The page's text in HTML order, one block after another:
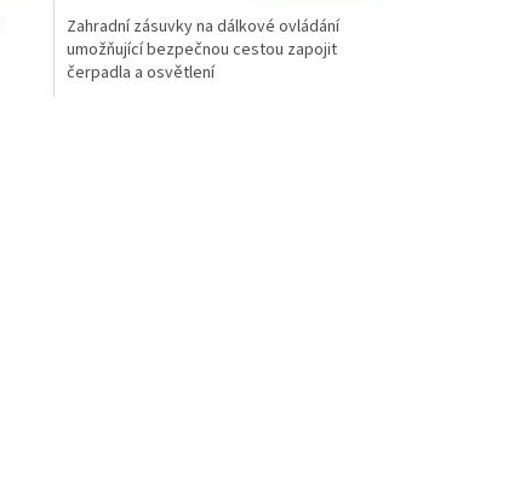
Zahradní zásuvky na dálkové ovládání
umožňující bezpečnou cestou zapojit
čerpadla a osvětlení